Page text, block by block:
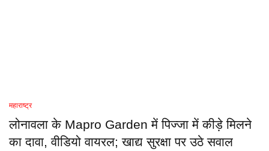
महाराष्ट्र
लोनावला के Mapro Garden में पिज्जा में कीड़े मिलने
का दावा, वीडियो वायरल; खाद्य सुरक्षा पर उठे सवाल